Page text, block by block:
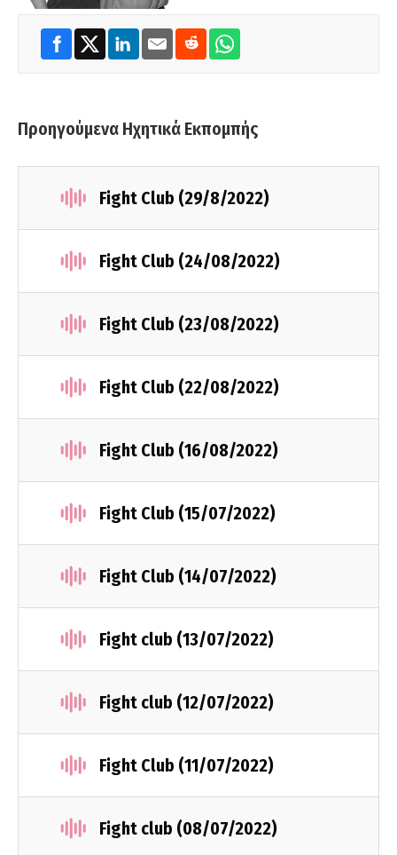
Προηγούμενα Ηχητικά Εκπομπής
Fight Club (29/8/2022)
Fight Club (24/08/2022)
Fight Club (23/08/2022)
Fight Club (22/08/2022)
Fight Club (16/08/2022)
Fight Club (15/07/2022)
Fight Club (14/07/2022)
Fight club (13/07/2022)
Fight club (12/07/2022)
Fight Club (11/07/2022)
Fight club (08/07/2022)